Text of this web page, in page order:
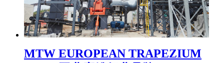
MTW EUROPEAN TRAPEZIUM